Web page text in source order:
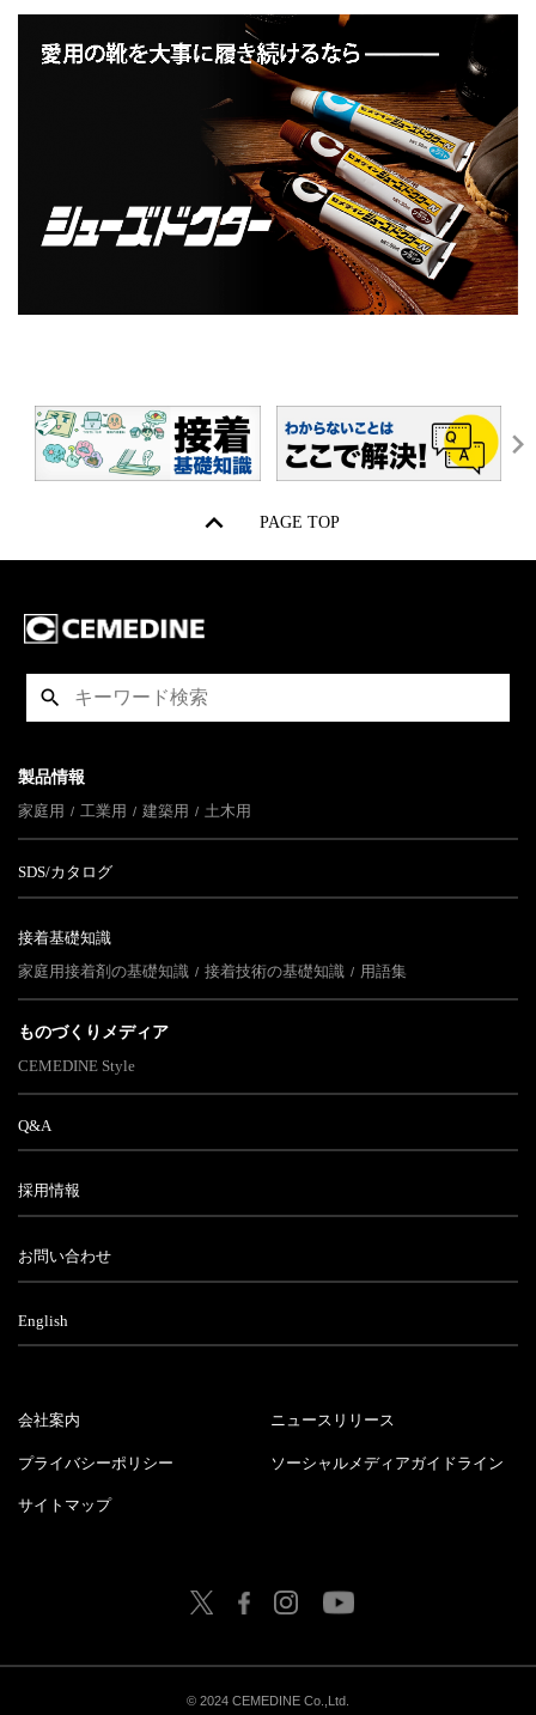
PAGE TOP
製品情報
家庭用
工業用 建築用 土木用
SDS/カタログ
接着基礎知識
家庭用接着剤の基礎知識
接着技術の基礎知識 用語集
ものづくりメディア
CEMEDINE Style
Q&A
採用情報
お問い合わせ
English
会社案内 ニュースリリース
プライバシーポリシー ソーシャルメディアガイドライン
サイトマップ
© 2024 CEMEDINE Co.,Ltd.